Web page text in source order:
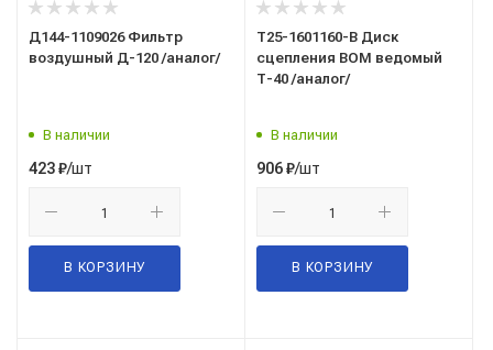
Д144-1109026 Фильтр
воздушный Д-120 /аналог/
В наличии
423₽/шт
В КОРЗИНУ
Т25-1601160-В Диск
сцепления ВОМ ведомый
Т-40 /аналог/
В наличии
906₽/шт
В КОРЗИНУ